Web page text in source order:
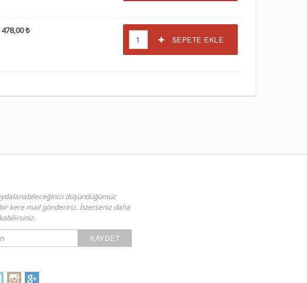
478,00 ₺
SEPETE EKLE
düşündüğümüz
kere mail göndeririz. İsterseniz daha
KAYDET